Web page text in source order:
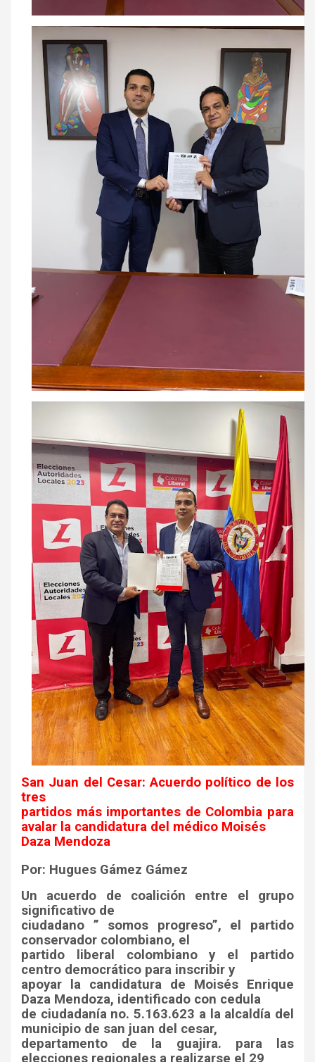
San Juan del Cesar: Acuerdo político de los
tres
partidos más importantes de Colombia para
avalar la candidatura del médico Moisés
Daza Mendoza
Por: Hugues Gámez Gámez
Un acuerdo de coalición entre el grupo
significativo de
ciudadano ” somos progreso”, el partido
conservador colombiano, el
partido liberal colombiano y el partido
centro democrático para inscribir y
apoyar la candidatura de Moisés Enrique
Daza Mendoza, identificado con cedula
de ciudadanía no. 5.163.623 a la alcaldía del
municipio de san juan del cesar,
departamento de la guajira. para las
elecciones regionales a realizarse el 29